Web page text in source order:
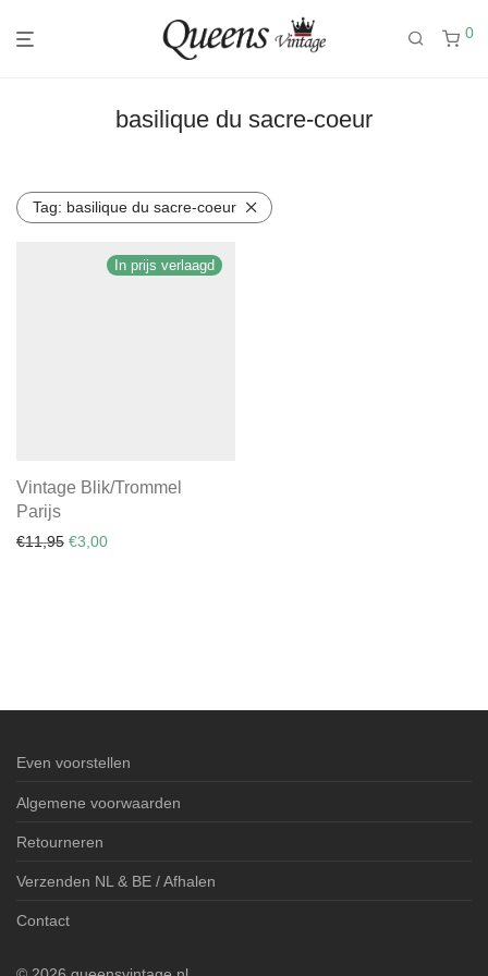
0
basilique du sacre-coeur
Tag: basilique du sacre-coeur
In prijs verlaagd
Vintage Blik/Trommel
Parijs
€11,95 Oorspronkelijke prijs was: €11,95.
€3,00Huidige prijs is: €3,00.
Even voorstellen
Algemene voorwaarden
Retourneren
Verzenden NL & BE / Afhalen
Contact